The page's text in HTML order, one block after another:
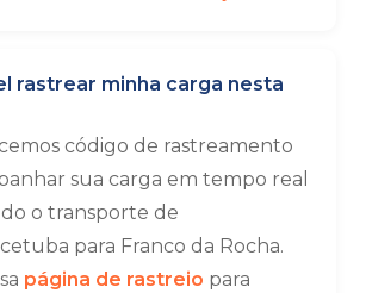
rastrear minha carga nesta
código de rastreamento
sua carga em tempo real
o transporte de
para Franco da Rocha.
página de rastreio para